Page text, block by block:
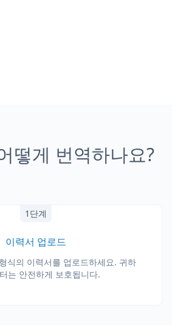
떻게 번역하나요?
1단계
이력서 업로드
식의 이력서를 업로드하세요. 귀하
는 안전하게 보호됩니다.